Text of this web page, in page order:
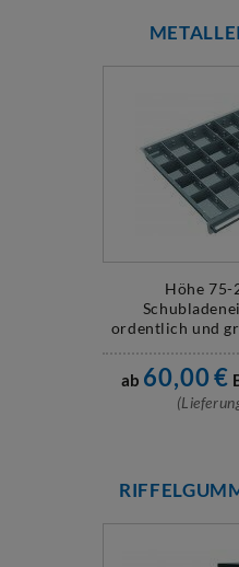
Höhe 75-
ordentlich und
ab 60,00€